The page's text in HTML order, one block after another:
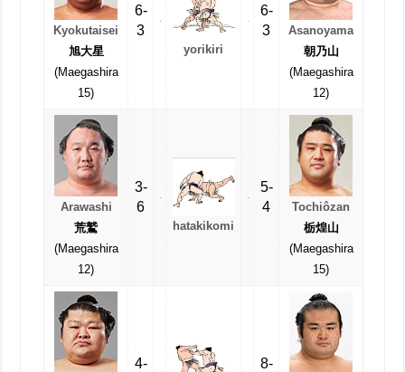
Kyokutaisei
旭大星
(Maegashira
15)
6-
3
yorikiri
6-
3
Asanoyama
朝乃山
(Maegashira
12)
Arawashi
荒鷲
(Maegashira
12)
3-
6
hatakikomi
5-
4
Tochiôzan
栃煌山
(Maegashira
15)
4-
8-